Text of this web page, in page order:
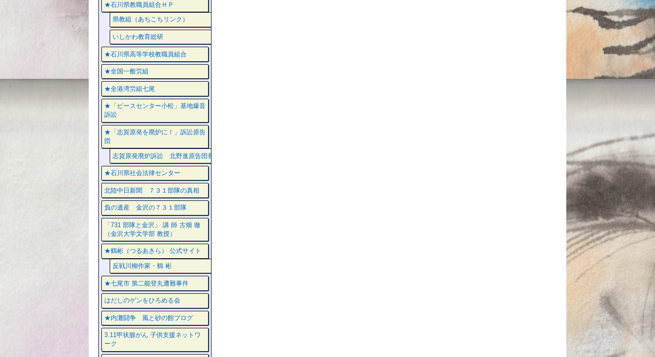
★石川県教職員組合ＨＰ
県教組（あちこちリンク）
いしかわ教育総研
★石川県高等学校教職員組合
★全国一般労組
★全港湾労組七尾
★「ピースセンター小松」基地爆音
訴訟
★「志賀原発を廃炉に！」訴訟原告
団
志賀原発廃炉訴訟 北野進原告団長
★石川県社会法律センター
北陸中日新聞 ７３１部隊の真相
負の遺産 金沢の７３１部隊
「731 部隊と金沢」 講 師 古畑 徹
（金沢大学文学部 教授）
★鶴彬（つるあきら） 公式サイト
反戦川柳作家・鶴 彬
★七尾市 第二能登丸遭難事件
はだしのゲンをひろめる会
★内灘闘争 風と砂の館ブログ
3.11甲状腺がん 子供支援ネットワ
ーク